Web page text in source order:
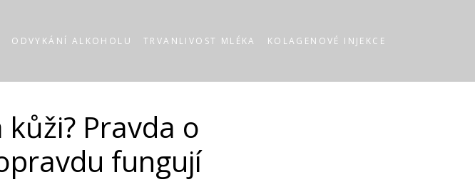
ODVYKÁNÍ ALKOHOLU TRVANLIVOST MLÉKA KOLAGENOVÉ INJEKCE
Pravda o
fungují